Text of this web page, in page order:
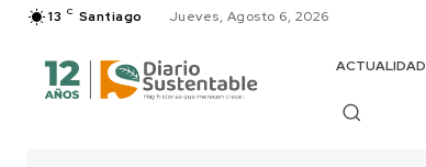
13 C Santiago Jueves, Agosto 6, 2026
ACTUALIDAD